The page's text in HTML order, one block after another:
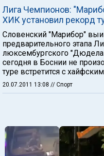
Лига Чемпионов:
ХИК установил рекорд
Словенский "Марибор"
предварительного этапа
люксембургского
сегодня в Боснии не
туре встретится с
20.07.2011 13:08 // Спорт